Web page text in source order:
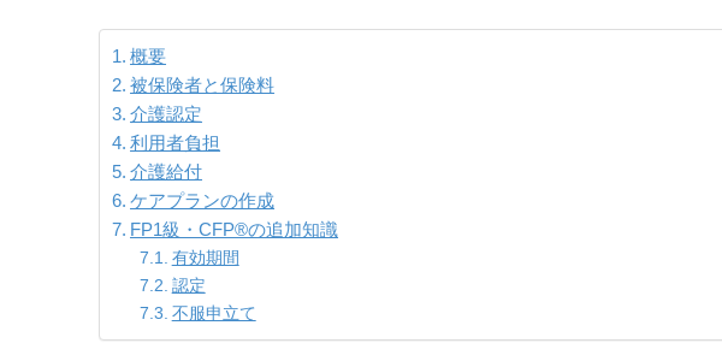
概要
被保険者と保険料
介護認定
利用者負担
介護給付
ケアプランの作成
FP1級・CFP®の追加知識
有効期間
認定
不服申立て